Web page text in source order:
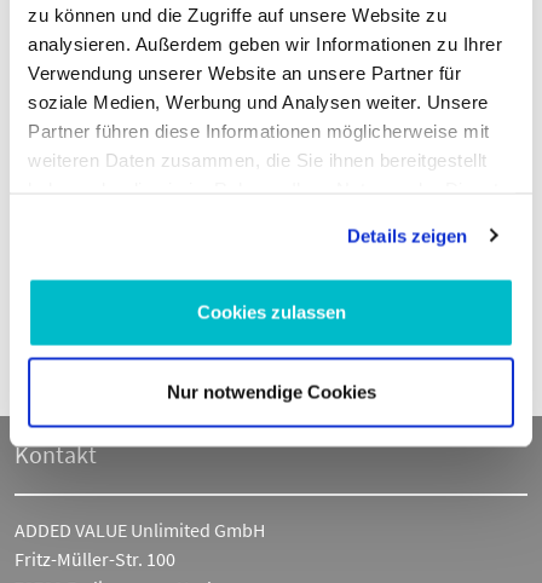
zu können und die Zugriffe auf unsere Website zu
analysieren. Außerdem geben wir Informationen zu Ihrer
Verwendung unserer Website an unsere Partner für
soziale Medien, Werbung und Analysen weiter. Unsere
Partner führen diese Informationen möglicherweise mit
weiteren Daten zusammen, die Sie ihnen bereitgestellt
Details zeigen
Cookies zulassen
Nur notwendige Cookies
Es besteht auch die Möglichkeit, das Altöl an uns
zurückzusenden. Nehmen Sie auch zur Kenntnis, dass wir die
Kosten der Rücksendung von Altöl nicht übernehmen. Bitte
beachten Sie, dass für das Versenden besondere
Transportbedingungen, insbesondere die Bestimmungen zum
Gefahrgut gelten können; bitte holen Sie vor der Versendung
das Altöl an den entsprechenden Annahmestellen Ihres
Wohnortes zu entsorgen. In der Regel reicht ein Anruf bei der
Gemeinde aus, um zu erfahren, ob ihr örtlicher ansässiger
Kontakt
ADDED VALUE Unlimited GmbH
Fritz-Müller-Str. 100